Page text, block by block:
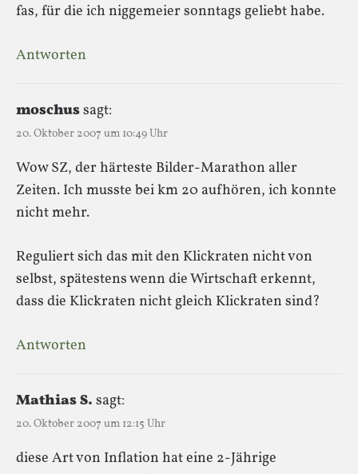
fas, für die ich niggemeier sonntags geliebt habe.
Antworten
moschussagt:
20. Oktober 2007 um 10:49 Uhr
Wow SZ, der härteste Bilder-Marathon aller
Zeiten. Ich musste bei km 20 aufhören, ich konnte
nicht mehr.
Reguliert sich das mit den Klickraten nicht von
selbst, spätestens wenn die Wirtschaft erkennt,
dass die Klickraten nicht gleich Klickraten sind?
Antworten
Mathias S. sagt:
20. Oktober 2007 um 12:15 Uhr
diese Art von Inflation hat eine 2-Jährige